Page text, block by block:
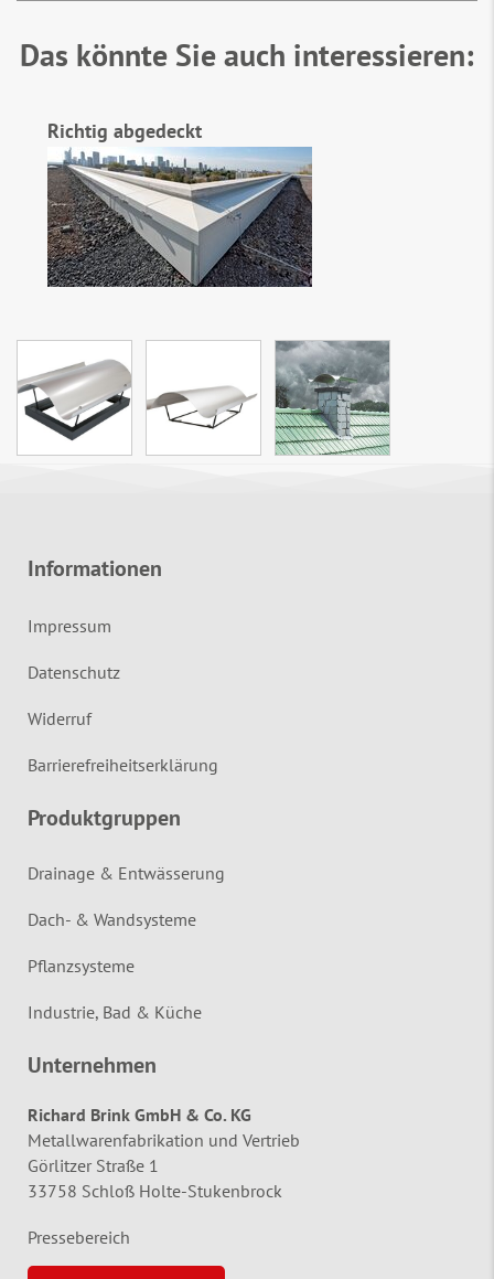
Das könnte Sie auch interessieren:
Richtig abgedeckt
Informationen
Impressum
Datenschutz
Widerruf
Barrierefreiheitserklärung
Produktgruppen
Drainage & Entwässerung
Dach- & Wandsysteme
Pflanzsysteme
Industrie, Bad & Küche
Unternehmen
Richard Brink GmbH & Co. KG
Metallwarenfabrikation und Vertrieb
Görlitzer Straße 1
33758 Schloß Holte-Stukenbrock
Pressebereich